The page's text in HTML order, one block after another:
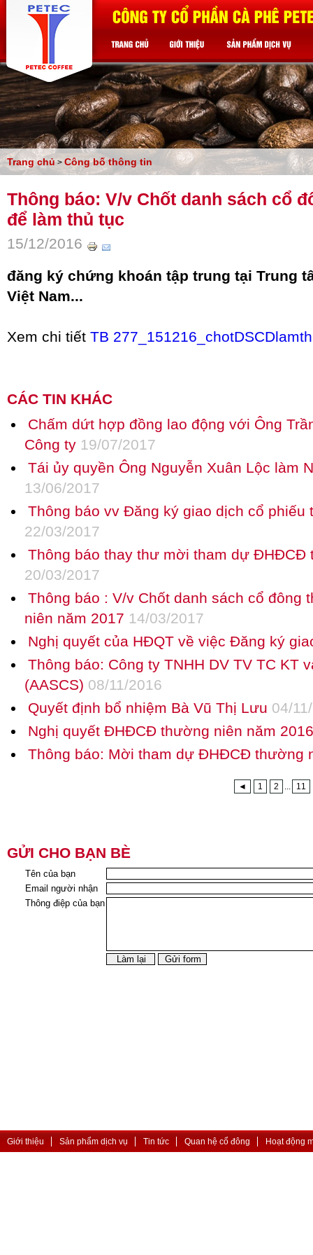
Trang chủ> Công bố thông tin
Thông báo: V/v Chốt danh sách cổ
để làm thủ tục
15/12/2016
đăng ký chứng khoán tập trung tại Trung
Việt Nam...
Xem chi tiết TB
CÁC TIN KHÁC
Chấm dứt hợp đồng lao động với Ông
Công ty 19/07/2017
Tái ủy quyền Ông Nguyễn Xuân Lộc làm
13/06/2017
Thông báo vv Đăng ký giao dịch cổ phiếu
22/03/2017
Thông báo thay thư mời tham dự ĐHĐCĐ
20/03/2017
Thông báo : V/v Chốt danh sách cổ
niên năm 2017 14/03/2017
Nghị quyết của HĐQT về việc Đăng ký
Thông báo: Công ty TNHH DV TV TC KT
(AASCS) 08/11/2016
Quyết định bổ nhiệm Bà Vũ Thị Lưu 04/
Nghị quyết ĐHĐCĐ thường niên năm 2016
Thông báo: Mời tham dự ĐHĐCĐ thường
◄ 1 2 ... 11
GỬI CHO BẠN BÈ
Tên của bạn
Email người nhận
Thông điệp của bạn
Giới thiệu Sản phẩm dịch vụ Tin tức Quan hệ cổ đông Hoạt động